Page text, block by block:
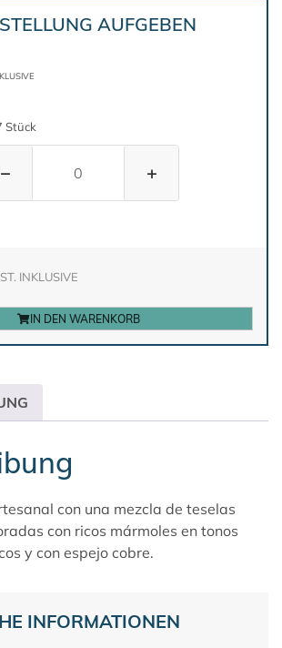
AUFGEBEN
Stück
− +
INKLUSIVE
IN DEN WARENKORB
con una mezcla de teselas
con ricos mármoles en tonos
y con espejo cobre.
INFORMATIONEN